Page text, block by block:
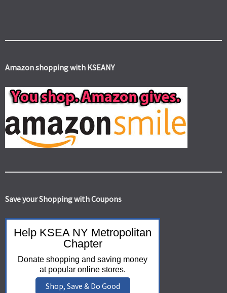
Amazon shopping with KSEANY
Save your Shopping with Coupons
Help KSEA NY Metropolitan
Chapter
Donate shopping and saving money
at popular online stores.
Shop, Save & Do Good